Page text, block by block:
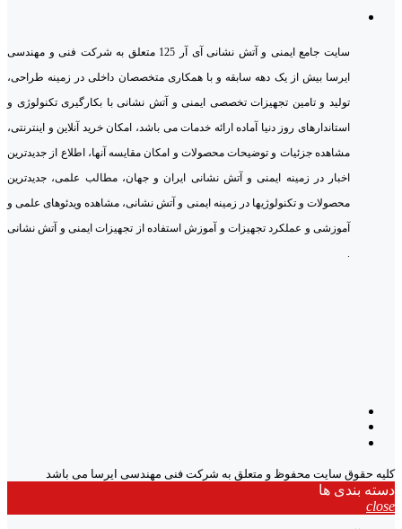
سایت جامع ایمنی و آتش نشانی آی آر 125 متعلق به شرکت فنی و مهندسی
ایرسا بیش از یک دهه سابقه و با همکاری متخصصان داخلی در زمینه طراحی،
تولید و تامین تجهیزات تخصصی ایمنی و آتش نشانی با بکارگیری تکنولوژی و
استاندارهای روز دنیا آماده ارائه خدمات می باشد، امکان خرید آنلاین و اینترنتی،
مشاهده جزئیات و توضیحات محصولات و امکان مقایسه آنها، اطلاع از جدیدترین
اخبار در زمینه ایمنی و آتش نشانی ایران و جهان، مطالب علمی، جدیدترین
محصولات و تکنولوژیها در زمینه ایمنی و آتش نشانی، مشاهده ویدئوهای علمی و
آموزشی و عملکرد تجهیزات و آموزش استفاده از تجهیزات ایمنی و آتش نشانی
.
کلیه حقوق سایت محفوظ و متعلق به شرکت فنی مهندسی ایرسا می باشد
دسته بندی ها
close